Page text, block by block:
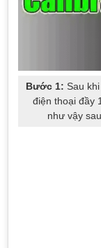
Bước 1: Sau
điện thoại đầy
như vậy